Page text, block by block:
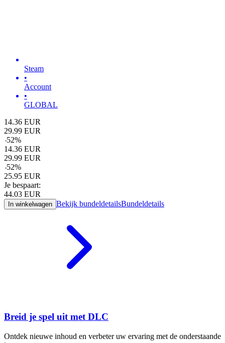
Steam
•
Account
•
GLOBAL
14.36 EUR
29.99 EUR
-52%
14.36 EUR
29.99 EUR
-52%
25.95 EUR
Je bespaart:
44.03 EUR
In winkelwagen Bekijk bundeldetailsBundeldetails
Breid je spel uit met DLC
Ontdek nieuwe inhoud en verbeter uw ervaring met de onderstaande